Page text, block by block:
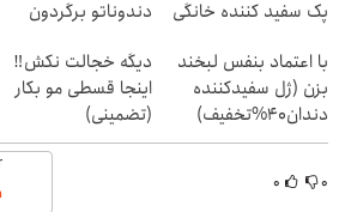
پک سفید کننده خانگی
دندوناتو برگردون
با اعتماد بنفس لبخند
بزن (ژل سفیدکننده
دندان40%تخفیف)
دیگه خجالت نکش‼️
اینجا قسطی مو بکار
(تضمینی)
۰ ۰